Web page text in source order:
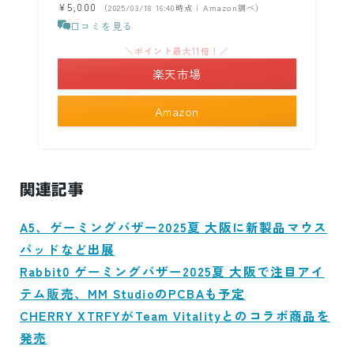
¥5,000
（2025/03/18 16:40時点 | Amazon調べ）
口コミを見る
Amazon
＼ポイント最大11倍！／
楽天市場
関連記事
A5、ゲーミングバザー2025夏 大阪に新製品マウス
パッドなど出展
Rabbit0 ゲーミングバザー2025夏 大阪で注目アイ
テム販売、MM StudioのPCBAも予定
CHERRY XTRFYがTeam Vitalityとのコラボ商品を
発売